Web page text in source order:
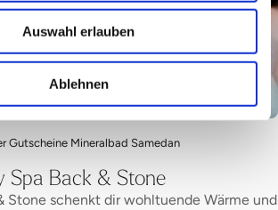
Auswahl erlauben
Ablehnen
Gutscheine Mineralbad Samedan
Spa Back & Stone
Stone schenkt dir wohltuende Wärme und